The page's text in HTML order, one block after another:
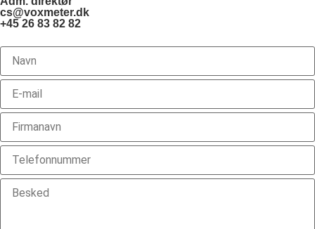
cs@voxmeter.dk
+45 26 83 82 82